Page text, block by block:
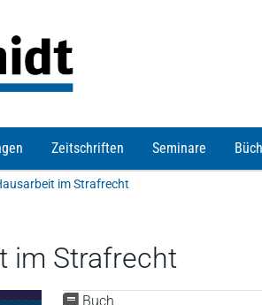
Zeitschriften Seminare
im Strafrecht
im Strafrecht
Buch